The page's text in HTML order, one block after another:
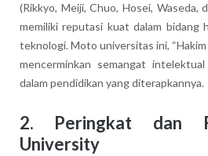
(Rikkyo, Meiji, Chuo, Hosei, Waseda,
memiliki reputasi kuat dalam bidang
teknologi. Moto universitas ini, “Hakim
mencerminkan semangat
dalam pendidikan yang diterapkannya.
2. Peringkat dan
University